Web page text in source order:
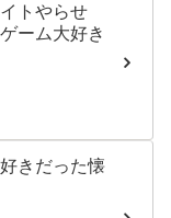
トやらせ
ーム大好き
きだった懐